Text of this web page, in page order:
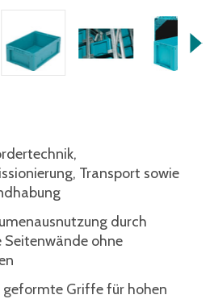
Transport sowie
durch
Seitenwände ohne
Griffe für hohen